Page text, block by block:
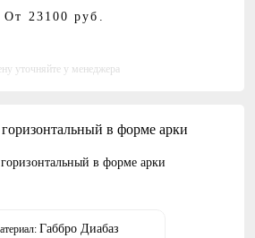
От 23100 руб.
уточняйте у менеджера
в форме арки
Габбро Диабаз